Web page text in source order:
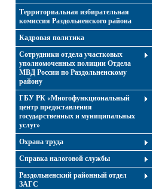
Территориальная избирательная
комиссия Раздольненского района
Кадровая политика
Сотрудники отдела участковых
уполномоченных полиции Отдела
МВД России по Раздольненскому
району
ГБУ РК «Многофункциональный
центр предоставления
государственных и муниципальных
услуг»
Охрана труда
Справка налоговой службы
Раздольненский районный отдел
ЗАГС